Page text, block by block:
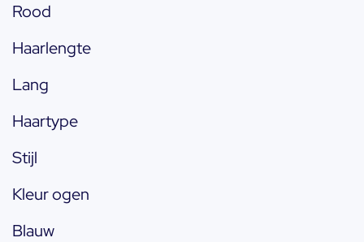
Rood
Haarlengte
Lang
Haartype
Stijl
Kleur ogen
Blauw